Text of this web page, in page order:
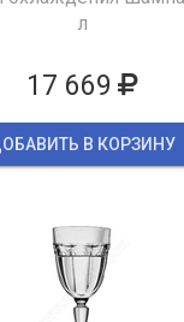
л
17 669
В КОРЗИНУ